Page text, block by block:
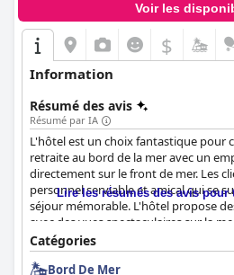
Voir les
$
Information
Résumé des avis
Résumé par IA
L'hôtel est un choix fantastique pour
retraite au bord de la mer avec un
directement sur le front de mer. Les
personnel serviable et amical qui se
séjour mémorable. L'hôtel propose
avec des vues spectaculaires sur la
Les chambres et l'hôtel en général ont
leur propreté. La piscine et la plage
clients et offrent un accès direct à la
Lire les résumés des avis pour
Catégories
Bord De Mer